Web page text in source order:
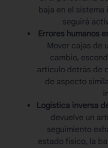
baja en el
seguirá
Errores humanos
Mover cajas de
cambio,
artículo detrás de
de aspecto
Logística inversa
devuelve un
seguimiento
estado físico, la